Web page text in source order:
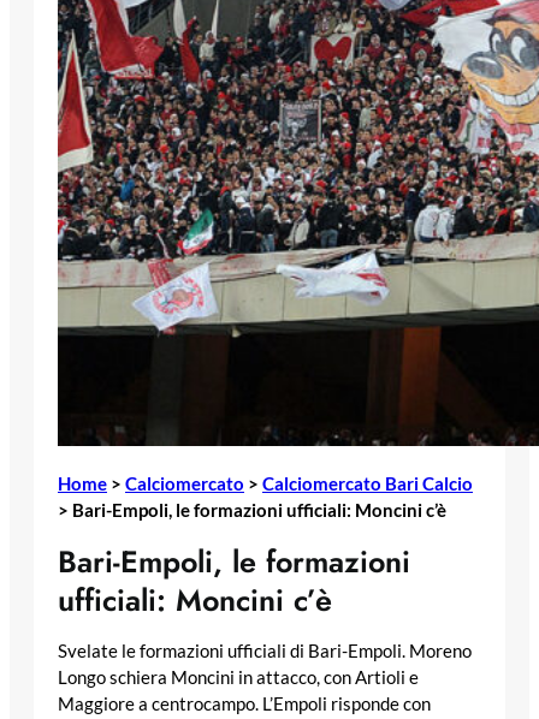
Home > Calciomercato > Calciomercato Bari Calcio
> Bari-Empoli, le formazioni ufficiali: Moncini c’è
Bari-Empoli, le formazioni
ufficiali: Moncini c’è
Svelate le formazioni ufficiali di Bari-Empoli. Moreno
Longo schiera Moncini in attacco, con Artioli e
Maggiore a centrocampo. L’Empoli risponde con